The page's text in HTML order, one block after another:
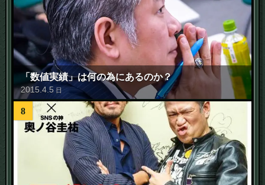
「数値実績」は何の為にあるのか？
2015.4.5 日
8